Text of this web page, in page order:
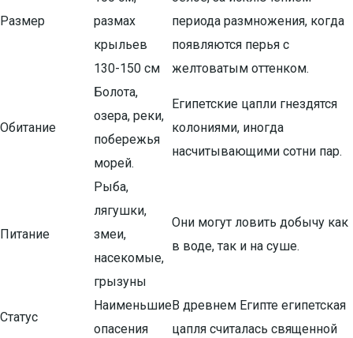
Размер
размах
крыльев
130-150 см
периода размножения, когда
появляются перья с
желтоватым оттенком.
Обитание
Болота,
озера, реки,
побережья
морей.
Египетские цапли гнездятся
колониями, иногда
насчитывающими сотни пар.
Питание
Рыба,
лягушки,
змеи,
насекомые,
грызуны
Они могут ловить добычу как
в воде, так и на суше.
Статус
Наименьшие
опасения
В древнем Египте египетская
цапля считалась священной